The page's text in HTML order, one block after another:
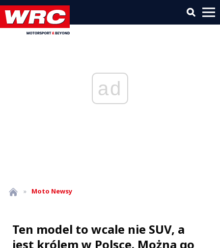
ad
» Moto Newsy
Ten model to wcale nie SUV, a
jest królem w Polsce. Można go